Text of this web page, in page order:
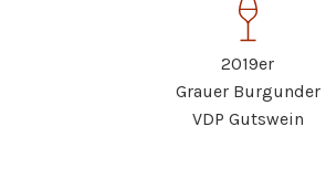
2019er
Grauer Burgunder
VDP Gutswein